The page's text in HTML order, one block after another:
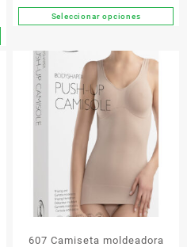
producto
Seleccionar opciones
Este
tiene
múltiples
variantes.
Las
opciones
se
la
página
de
607 Camiseta moldeadora